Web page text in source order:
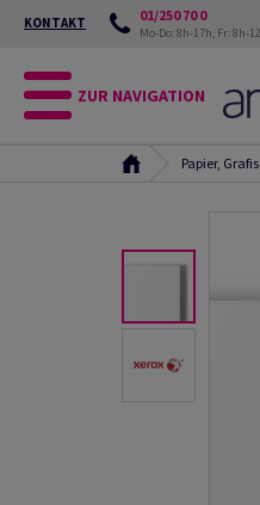
KONTAKT 01/250 70 0
Mo-Do: 8h-17h, Fr: 8h-
ZUR NAVIGATION
Papier,